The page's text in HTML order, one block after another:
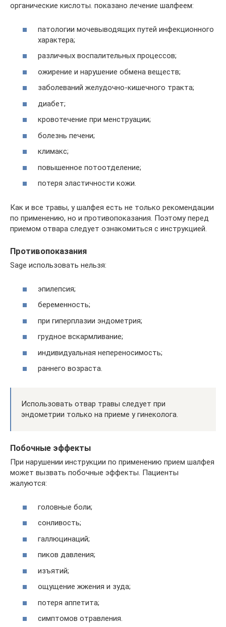
органические кислоты. показано лечение шалфеем:
патологии мочевыводящих путей инфекционного
характера;
различных воспалительных процессов;
ожирение и нарушение обмена веществ;
заболеваний желудочно-кишечного тракта;
диабет;
кровотечение при менструации;
болезнь печени;
климакс;
повышенное потоотделение;
потеря эластичности кожи.
Как и все травы, у шалфея есть не только рекомендации
по применению, но и противопоказания. Поэтому перед
приемом отвара следует ознакомиться с инструкцией.
Противопоказания
Sage использовать нельзя:
эпилепсия;
беременность;
при гиперплазии эндометрия;
грудное вскармливание;
индивидуальная непереносимость;
раннего возраста.
Использовать отвар травы следует при
эндометрии только на приеме у гинеколога.
Побочные эффекты
При нарушении инструкции по применению прием шалфея
может вызвать побочные эффекты. Пациенты
жалуются:
головные боли;
сонливость;
галлюцинаций;
пиков давления;
изъятий;
ощущение жжения и зуда;
потеря аппетита;
симптомов отравления.